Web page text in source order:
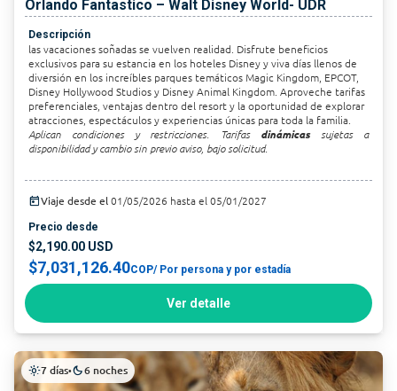
Orlando Fantastico – Walt Disney World- UDR
Descripción
las vacaciones soñadas se vuelven realidad. Disfrute beneficios
exclusivos para su estancia en los hoteles Disney y viva días llenos de
diversión en los increíbles parques temáticos Magic Kingdom, EPCOT,
Disney Hollywood Studios y Disney Animal Kingdom. Aproveche tarifas
preferenciales, ventajas dentro del resort y la oportunidad de explorar
atracciones, espectáculos y experiencias únicas para toda la familia.
Aplican condiciones y restricciones. Tarifas dinámicassujetas a
disponibilidad y cambio sin previo aviso, bajo solicitud.
todayViaje desde el01/05/2026 hasta el 05/01/2027
Precio desde
$2,190.00 USD
$7,031,126.40COP/ Por persona y por estadía
Ver detalle
light_mode7 días•dark_mode6 noches